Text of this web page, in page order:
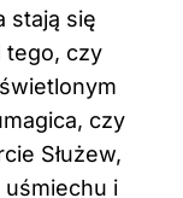
stają się
tego, czy
czy
Służew,
uśmiechu i